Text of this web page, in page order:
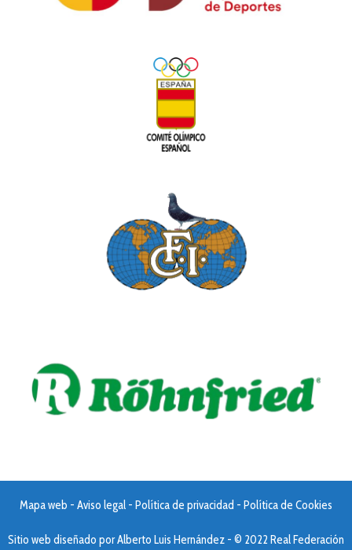
Mapa web - Aviso legal - Política de privacidad - Política de Cookies
Sitio web diseñado porAlberto Luis Hernández - © 2022 Real Federación